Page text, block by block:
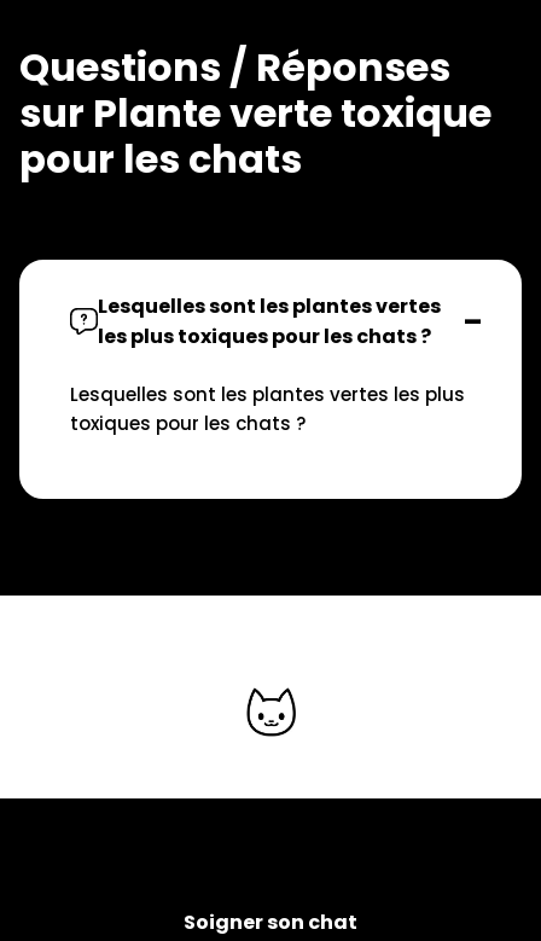
Questions / Réponses
sur Plante verte toxique
pour les chats
Lesquelles sont les plantes vertes
les plus toxiques pour les chats ?
Lesquelles sont les plantes vertes les plus
toxiques pour les chats ?
Soigner son chat